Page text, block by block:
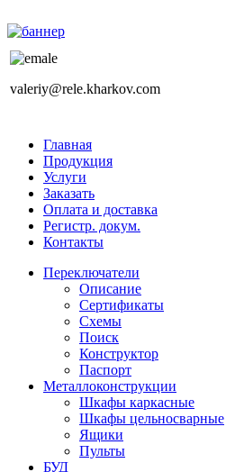
valeriy@rele.kharkov.com
Главная
Продукция
Услуги
Заказать
Оплата и доставка
Регистр. докум.
Контакты
Переключатели
Описание
Сертификаты
Схемы
Поиск
Конструктор
Паспорт
Металлоконструкции
Шкафы каркасные
Шкафы цельносварные
Ящики
Пульты
БУД